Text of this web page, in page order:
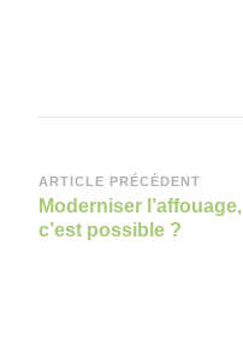
Navigation
d’article
ARTICLE PRÉCÉDENT
Moderniser l’affouage,
c’est possible ?